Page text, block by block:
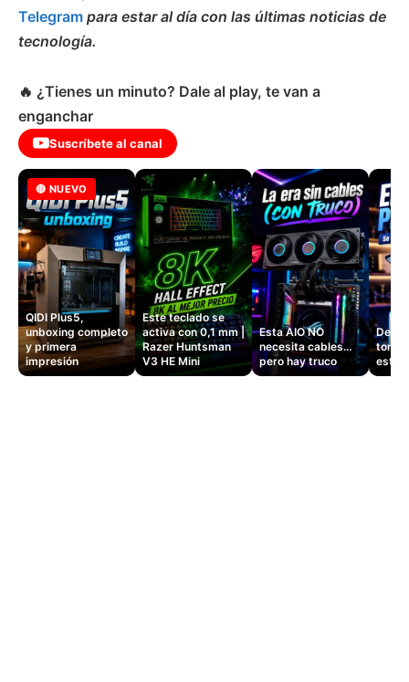
Telegram para estar al día con las últimas noticias de
tecnología.
🔥 ¿Tienes un minuto? Dale al play, te van a
enganchar
Suscríbete al canal
🔴 NUEVO
QIDI Plus5,
unboxing completo
y primera
impresión
Este teclado se
activa con 0,1 mm |
Razer Huntsman
V3 HE Mini
Esta AIO NO
necesita cables…
pero hay truco
Dejé
este